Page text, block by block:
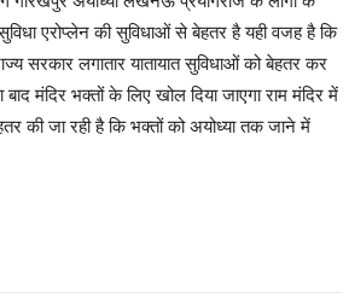
एरोप्लेन की सुविधाओं से बेहतर है यही वजह है कि
सरकार लगातार यातायात सुविधाओं को बेहतर कर
मंदिर भक्तों के लिए खोल दिया जाएगा राम मंदिर में
की जा रही है कि भक्तों को अयोध्या तक जाने में